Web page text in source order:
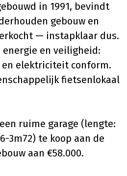
in 1991, bevindt
gebouw en
— instapklaar dus.
energie en veiligheid:
en elektriciteit conform.
fietsenlokaal
ruime garage (lengte:
3m72) te koop aan de
aan €58.000.